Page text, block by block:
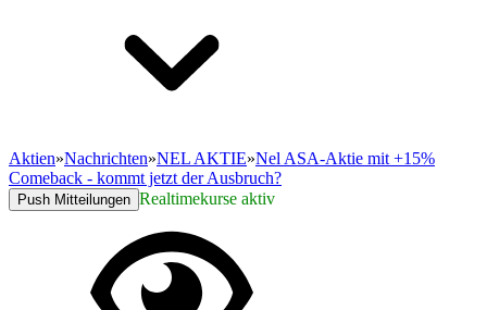
Aktien»Nachrichten»NEL AKTIE»Nel ASA-Aktie mit +15%
Comeback - kommt jetzt der Ausbruch?
Push Mitteilungen Realtimekurse aktiv